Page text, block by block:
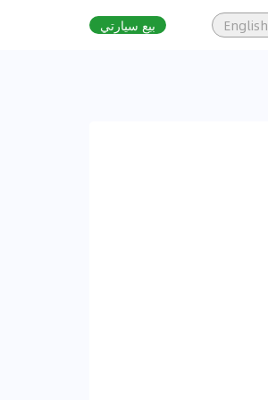
English بيع سيارتي